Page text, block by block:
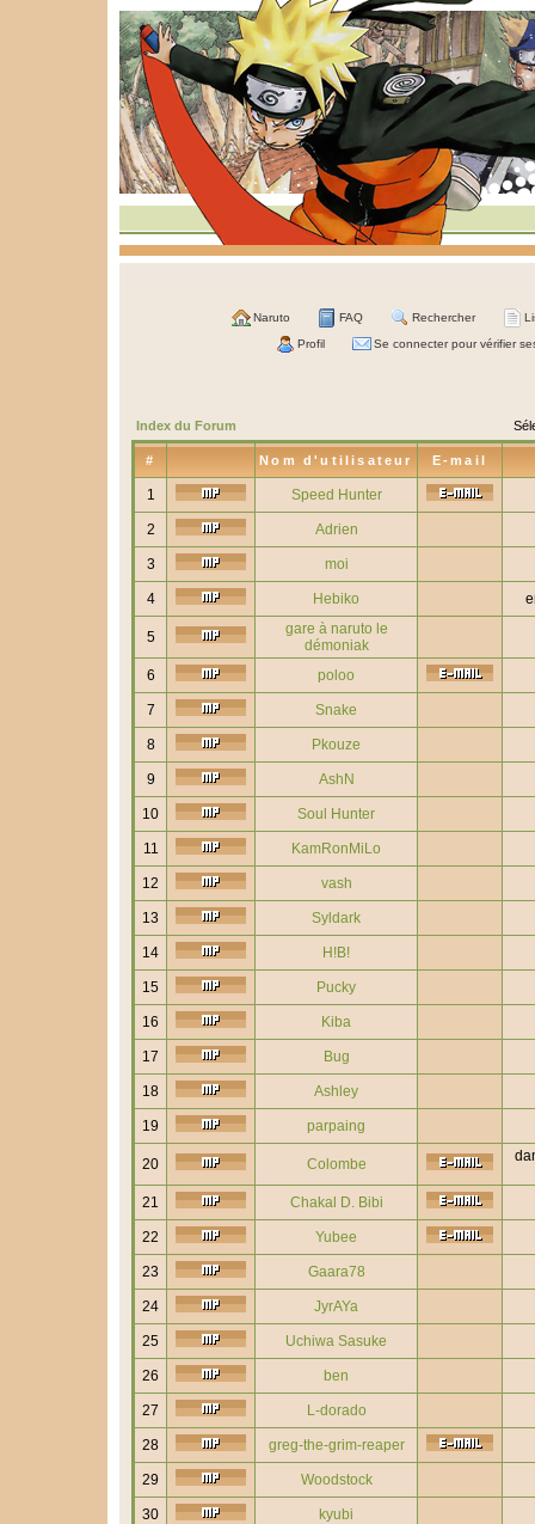
Naruto FAQ Rechercher
Profil Se connecter pour vérifier
Index du Forum
# Nom d'utilisateur E-mail
1 Speed Hunter
2 Adrien
3 moi
4 Hebiko
5
gare à naruto le
démoniak
6
poloo
7 Snake
8 Pkouze
9 AshN
10 Soul Hunter
11 KamRonMiLo
12 vash
13 Syldark
14 H!B!
15 Pucky
16 Kiba
17 Bug
18 Ashley
19 parpaing
20 Colombe
21 Chakal D. Bibi
22 Yubee
23 Gaara78
24 JyrAYa
25 Uchiwa Sasuke
26 ben
27 L-dorado
28 greg-the-grim-reaper
29 Woodstock
30 kyubi